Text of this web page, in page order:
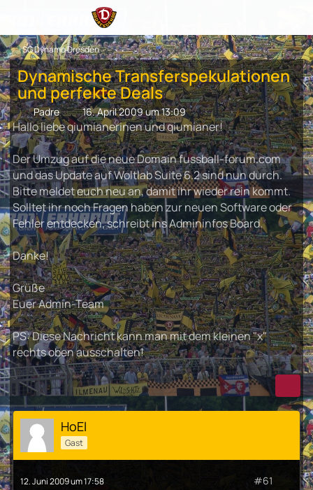
SG Dynamo Dresden
Dynamische Transferspekulationen
und perfekte Deals
Padre 16. April 2009 um 13:09
Hallo liebe qiumianerinen und qiumianer!
Der Umzug auf die neue Domain fussball-forum.com
und das Update auf Woltlab Suite 6.2 sind nun durch.
Bitte meldet euch neu an, damit ihr wieder rein kommt.
Solltet ihr noch Fragen haben zur neuen Software oder
Fehler entdecken, schreibt ins Admininfos Board.
Danke!
Grüße
Euer Admin-Team
PS: Diese Nachricht kann man mit dem kleinen "x"
rechts oben ausschalten!
HoEl
Gast
12. Juni 2009 um 17:58 #61